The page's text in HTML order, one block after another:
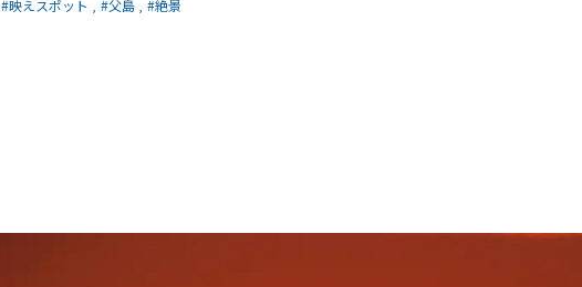
#映えスポット #父島 #絶景